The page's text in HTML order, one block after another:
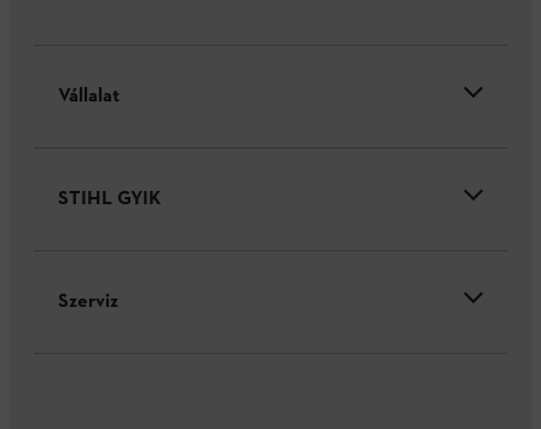
Vállalat
STIHL GYIK
Szerviz